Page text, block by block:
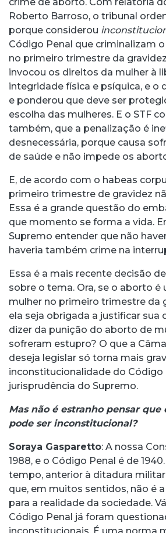
Roberto Barroso, o tribunal
porque considerou
Código Penal que criminalizam
no primeiro trimestre da
invocou os direitos da mulher à
integridade física e psíquica, e o
e ponderou que deve ser
escolha das mulheres. E o STF
também, que a penalização é
desnecessária, porque causa
de saúde e não impede os
E, de acordo com o habeas
primeiro trimestre de gravidez
Essa é a grande questão do
que momento se forma a vida.
Supremo entender que não
haveria também crime na
Essa é a mais recente decisão
sobre o tema. Ora, se o aborto é
mulher no primeiro trimestre da
ela seja obrigada a justificar sua
dizer da punição do aborto de
sofreram estupro? O que a
deseja legislar só torna mais
inconstitucionalidade do Código
jurisprudência do Supremo.
Mas não é estranho pensar que
pode ser inconstitucional?
Soraya Gasparetto: A nossa
1988, e o Código Penal é de
tempo, anterior à ditadura
que, em muitos sentidos, não é
para a realidade da sociedade.
Código Penal já foram
inconstitucionais. É uma norma